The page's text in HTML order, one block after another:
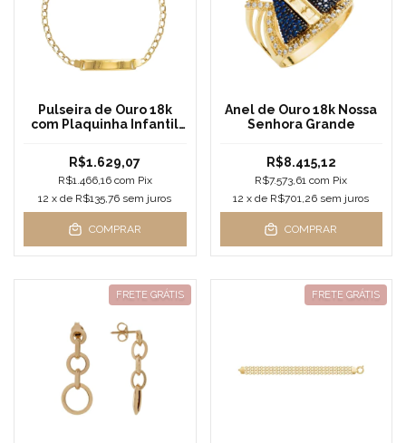
Pulseira de Ouro 18k
com Plaquinha Infantil
R$1.629,07
R$1.466,16 com Pix
12 x de R$135,76 sem juros
COMPRAR
Anel de Ouro 18k Nossa
Senhora Grande
R$8.415,12
R$7.573,61com Pix
12 x de R$701,26 sem juros
COMPRAR
FRETE GRÁTIS FRETE GRÁTIS